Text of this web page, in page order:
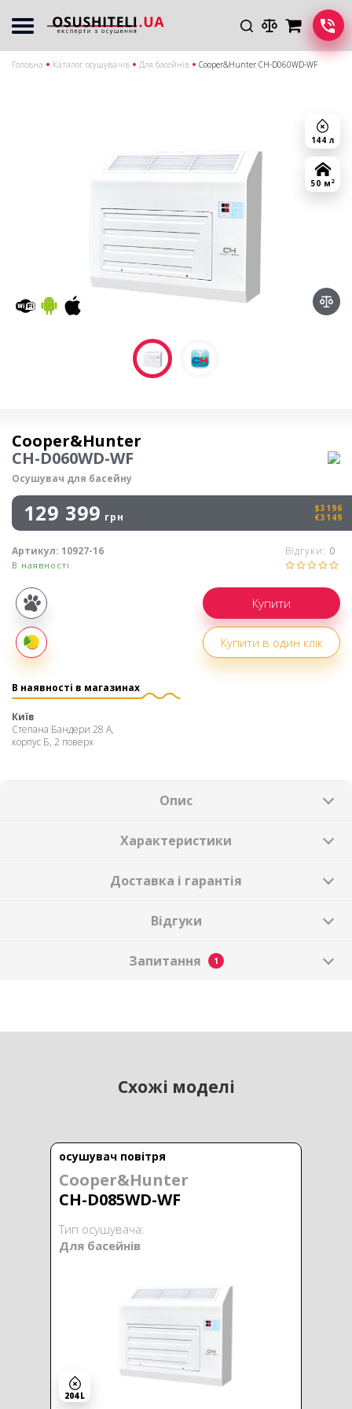
Головна Каталог осушувачів Для басейнів Cooper&Hunter CH-D060WD-WF
144 л
50 м 2
Осушувач повітря
Cooper&Hunter
CH-D060WD-WF
Осушувач для басейну
129 399 грн
$3196
€3149
В наявності
Відгуки: 0
Артикул: 10927-16
Купити в один клік
Купівля
частинами
В наявності в магазинах
Київ
Степана Бандери 28 А,
корпус Б, 2 поверх
Опис
Характеристики
Доставка і гарантія
Відгуки
Запитання 1
Схожі моделі
осушувач повітря
Cooper&Hunter
CH-D085WD-WF
Тип осушувача:
Для басейнів
204 L